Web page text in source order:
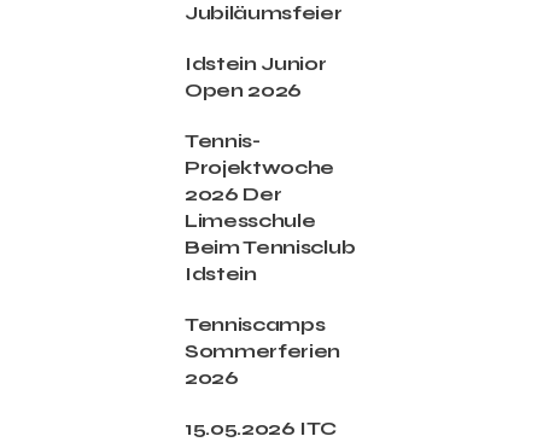
Jubiläumsfeier
Idstein Junior
Open 2026
Tennis-
Projektwoche
2026 Der
Limesschule
Beim Tennisclub
Idstein
Tenniscamps
Sommerferien
2026
15.05.2026 ITC